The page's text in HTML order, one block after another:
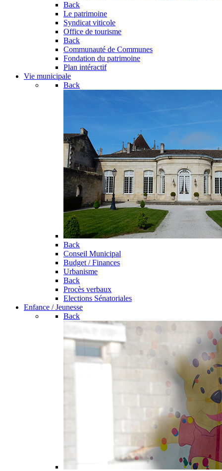
Back
Le patrimoine
Syndicat viticole
Office de tourisme
Back
Communauté de Communes
Fondation du patrimoine
Plan intéractif
Vie municipale
Back
Back
Conseil Municipal
Budget / Finances
Urbanisme
Back
Procès verbaux
Elections Sénatoriales
Enfance / Jeunesse
Back